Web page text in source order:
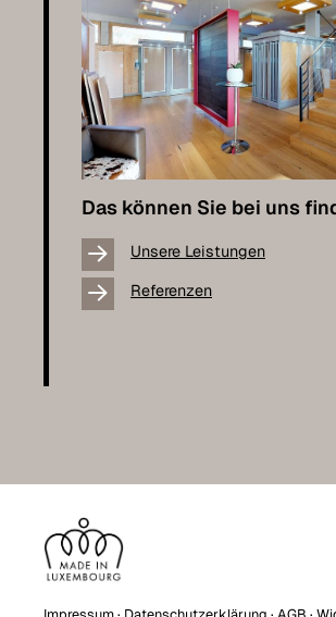
Das können Sie bei uns
Unsere Leistungen
Referenzen